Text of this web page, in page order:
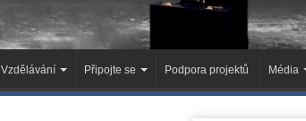
Vzdělávání Připojte se Podpora projektů Média